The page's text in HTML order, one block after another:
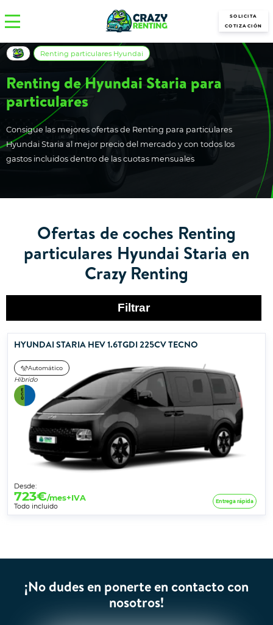
SOLICITA
COTIZACIÓN
Renting de Hyundai Staria para
particulares
Consigue las mejores ofertas de Renting para particulares
Hyundai Staria al mejor precio del mercado y con todos los
gastos incluidos dentro de las cuotas mensuales
Renting particulares Hyundai
Ofertas de coches Renting
particulares Hyundai Staria en
Crazy Renting
Filtrar
HYUNDAI STARIA HEV 1.6TGDI 225CV TECNO
Automático
Híbrido
Desde:
723€/mes+IVA
Todo incluido
Entrega rápida
¡No dudes en ponerte en contacto con
nosotros!